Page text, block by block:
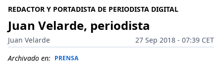
REDACTOR Y PORTADISTA DE PERIODISTA DIGITAL
Juan Velarde, periodista
Juan Velarde
27 Sep 2018 - 07:39 CET
Archivado en: PRENSA